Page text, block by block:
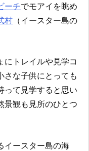
ーチでモアイを眺め
村 （イースター島の
にトレイルや見学コ
さな子供にとっても
って見学すると思い
景観も見所のひとつ
イースター島の海